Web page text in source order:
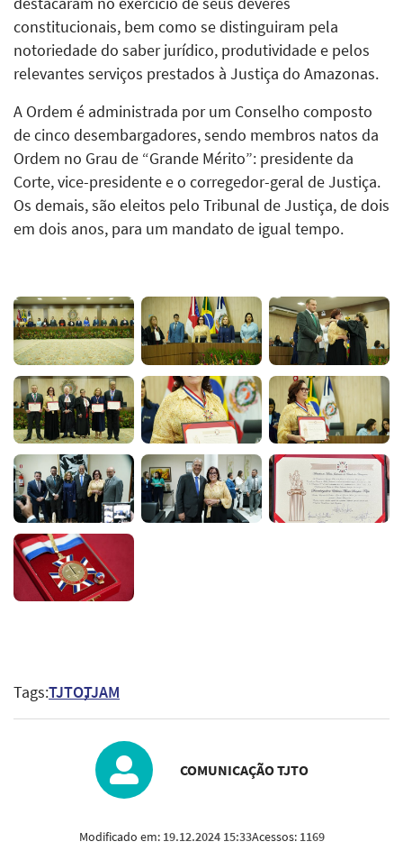
destacaram no exercício de seus deveres
constitucionais, bem como se distinguiram pela
notoriedade do saber jurídico, produtividade e pelos
relevantes serviços prestados à Justiça do Amazonas.
A Ordem é administrada por um Conselho composto
de cinco desembargadores, sendo membros natos da
Ordem no Grau de “Grande Mérito”: presidente da
Corte, vice-presidente e o corregedor-geral de Justiça.
Os demais, são eleitos pelo Tribunal de Justiça, de dois
em dois anos, para um mandato de igual tempo.
Tags:TJTOTJAM
COMUNICAÇÃO TJTO
Modificado em: 19.12.2024 15:33Acessos: 1169